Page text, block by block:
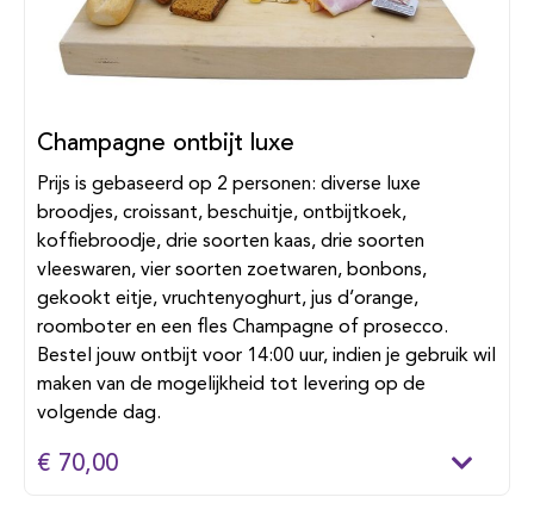
Champagne ontbijt luxe
Prijs is gebaseerd op 2 personen: diverse luxe
broodjes, croissant, beschuitje, ontbijtkoek,
koffiebroodje, drie soorten kaas, drie soorten
vleeswaren, vier soorten zoetwaren, bonbons,
gekookt eitje, vruchtenyoghurt, jus d’orange,
roomboter en een fles Champagne of prosecco.
Bestel jouw ontbijt voor 14:00 uur, indien je gebruik wil
maken van de mogelijkheid tot levering op de
volgende dag.
€ 70,00